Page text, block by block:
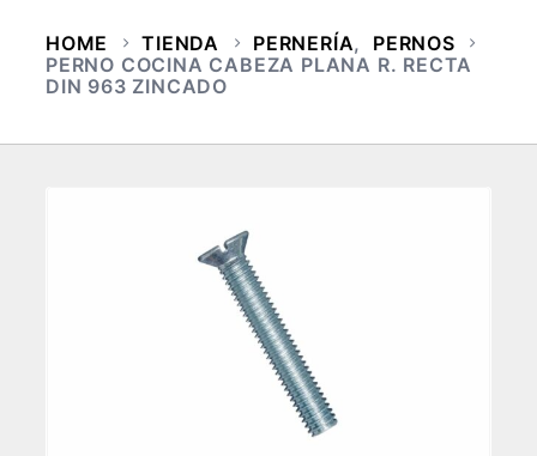
HOME TIENDA PERNERÍA,
PERNOS
PERNO COCINA CABEZA PLANA R. RECTA
DIN 963 ZINCADO